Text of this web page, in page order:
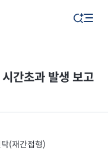
간초과 발생 보고
(재간접형)